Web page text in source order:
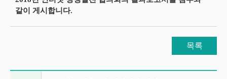
같이 게시합니다.
목록